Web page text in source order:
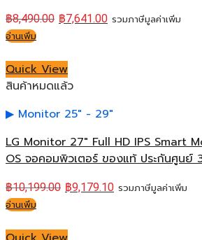
฿8,490.00 ฿7,641.00 รวมภาษีมูลค่าเพิ่ม
อ่านเพิ่ม
Quick View
สินค้าหมดแล้ว
Monitor 25" - 29"
LG Monitor 27″ Full HD IPS Smart
OS จอคอมพิวเตอร์ ของแท้ ประกันศูนย์
฿10,199.00 ฿9,179.10 รวมภาษีมูลค่าเพิ่ม
อ่านเพิ่ม